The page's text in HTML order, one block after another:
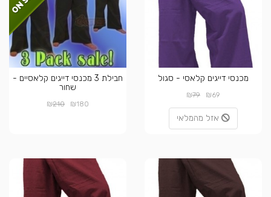
מכנסי דייגים קלאסי - סגול
₪69
₪79
אזל מהמלאי
חבילת 3 מכנסי דייגים קלאסיים -
שחור
₪180
₪210